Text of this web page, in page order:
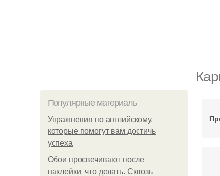
Популярные материалы
Упражнения по английскому,
которые помогут вам достичь
успеха
Обои просвечивают после
наклейки, что делать. Сквозь